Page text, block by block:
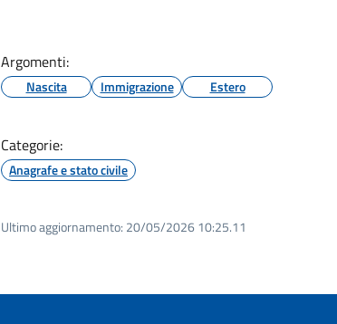
Argomenti:
Nascita Immigrazione Estero
Categorie:
Anagrafe e stato civile
Ultimo aggiornamento: 20/05/2026 10:25.11